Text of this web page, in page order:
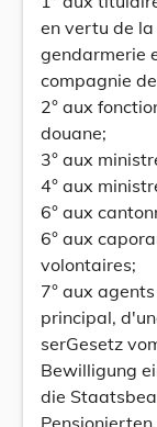
en vertu de
gendarmerie
compagnie
2° aux
douane;
3° aux
4° aux
6° aux
6° aux
volontaires;
7° aux
principal,
serGesetz
Bewilligung
die